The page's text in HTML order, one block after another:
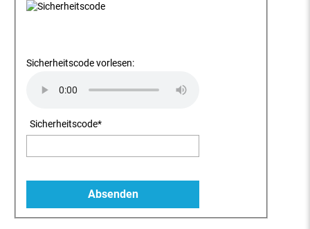
Sicherheitscode vorlesen:
Sicherheitscode*